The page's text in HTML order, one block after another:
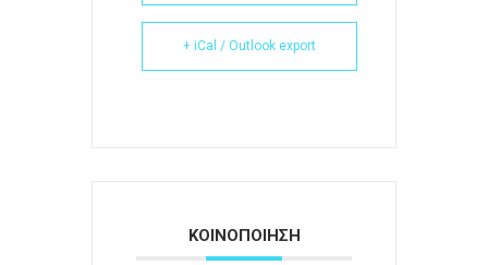
+ iCal / Outlook export
ΚΟΙΝΟΠΟΙΗΣΗ